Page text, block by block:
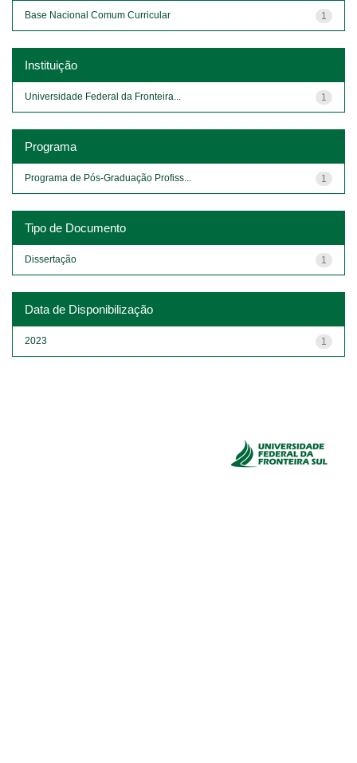
1
Base Nacional Comum Curricular
Instituição
1
Universidade Federal da Fronteira...
Programa
1
Programa de Pós-Graduação Profiss...
Tipo de Documento
1
Dissertação
Data de Disponibilização
1
2023